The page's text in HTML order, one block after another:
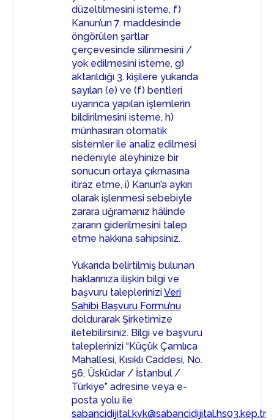
düzeltilmesini isteme, f)
Kanun’un 7. maddesinde
öngörülen şartlar
çerçevesinde silinmesini /
yok edilmesini isteme, g)
aktarıldığı 3. kişilere yukarıda
sayılan (e) ve (f) bentleri
uyarınca yapılan işlemlerin
bildirilmesini isteme, h)
münhasıran otomatik
sistemler ile analiz edilmesi
nedeniyle aleyhinize bir
sonucun ortaya çıkmasına
itiraz etme, i) Kanun’a aykırı
olarak işlenmesi sebebiyle
zarara uğramanız hâlinde
zararın giderilmesini talep
etme hakkına sahipsiniz.
Yukarıda belirtilmiş bulunan
haklarınıza ilişkin bilgi ve
başvuru talepleriniziVeri
Sahibi Başvuru Formu’nu
doldurarak Şirketimize
iletebilirsiniz. Bilgi ve başvuru
taleplerinizi “Küçük Çamlıca
Mahallesi, Kısıklı Caddesi, No.
56, Üsküdar / İstanbul /
Türkiye” adresine veya e-
posta yolu ile
sabancidijital.kvk@sabancidijital.hs03.kep.tr